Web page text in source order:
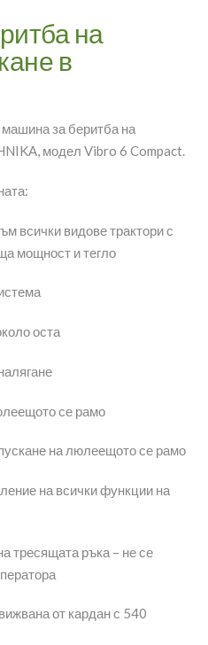
на
в
за беритба на
модел Vibro 6 Compact.
всички видове трактори с
мощност и тегло
оста
се рамо
на люлеещото се рамо
на всички функции на
тресящата ръка – не се
от кардан с 540